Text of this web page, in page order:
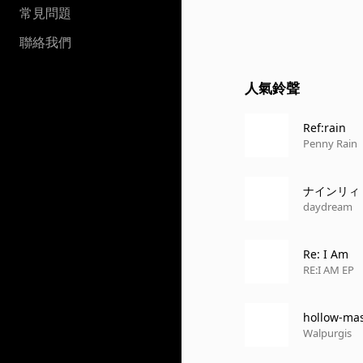
常見問題
聯絡我們
人氣鈴聲
Ref:rain
Penny Rain
ナインリィ
daydream
Re: I Am
RE:I AM EP
hollow-
Walpurgis